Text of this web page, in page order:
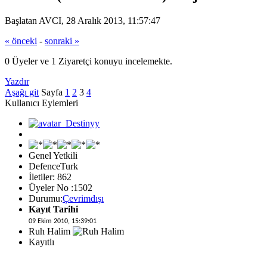
Başlatan AVCI, 28 Aralık 2013, 11:57:47
« önceki - sonraki »
0 Üyeler ve 1 Ziyaretçi konuyu incelemekte.
Yazdır
Aşağı git Sayfa 1 2 3 4
Kullanıcı Eylemleri
Genel Yetkili
DefenceTurk
İletiler: 862
Üyeler No :1502
Durumu:Çevrimdışı
Kayıt Tarihi
09 Ekim 2010, 15:39:01
Ruh Halim
Kayıtlı